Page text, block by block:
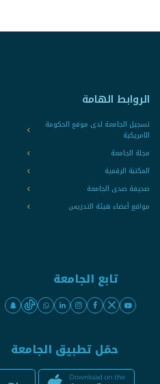
الروابط الهامة
تسجيل الجامعة لدى موقع الحكومة
الامريكية
مجلة الجامعة
المكتبة الرقمية
صحيفة صدى الجامعة
مواقع أعضاء هيئة التدريس
تابع الجامعة
حمّل تطبيق الجامعة